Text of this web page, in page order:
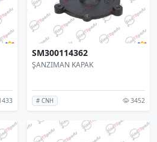
SM300114362
ŞANZIMAN KAPAK
# CNH 3452